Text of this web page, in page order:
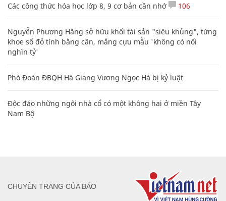
Các công thức hóa học lớp 8, 9 cơ bản cần nhớ 106
Nguyễn Phương Hằng sở hữu khối tài sản "siêu khủng", từng
khoe sổ đỏ tính bằng cân, mắng cựu mẫu 'không có nổi
nghìn tỷ'
Phó Đoàn ĐBQH Hà Giang Vương Ngọc Hà bị kỷ luật
Độc đáo những ngôi nhà cổ có một không hai ở miền Tây
Nam Bộ
CHUYÊN TRANG CỦA BÁO